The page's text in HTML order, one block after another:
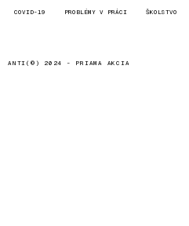
COVID-19 PROBLÉMY V PRÁCI ŠKOLSTVO
ANTI(©) 2024 - PRIAMA AKCIA